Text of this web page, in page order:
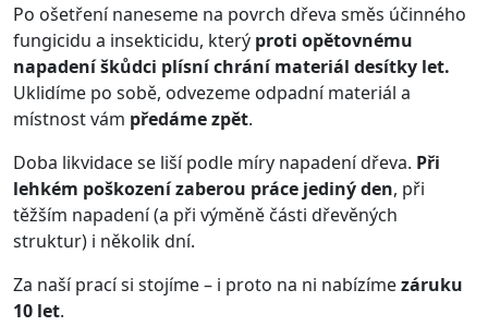
Po ošetření naneseme na povrch dřeva směs účinného
fungicidu a insekticidu, který proti opětovnému
napadení škůdci plísní chrání materiál desítky let.
Uklidíme po sobě, odvezeme odpadní materiál a
místnost vám předáme zpět.
Doba likvidace se liší podle míry napadení dřeva. Při
lehkém poškození zaberou práce jediný den, při
těžším napadení (a při výměně části dřevěných
struktur) i několik dní.
Za naší prací si stojíme – i proto na ni nabízímezáruku
10 let.